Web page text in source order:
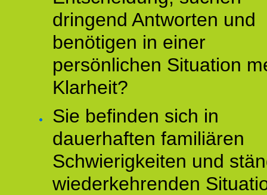
dringend Antworten und
benötigen in einer
persönlichen Situation
Klarheit?
Sie befinden sich in
dauerhaften familiären
Schwierigkeiten und
wiederkehrenden